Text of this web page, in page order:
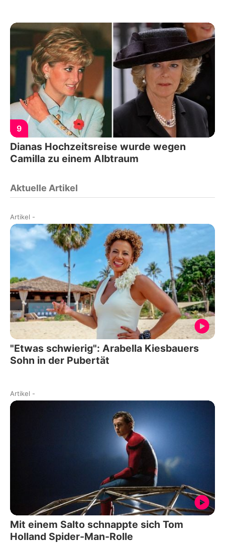
9
Dianas Hochzeitsreise wurde wegen
Camilla zu einem Albtraum
Aktuelle Artikel
Artikel -
"Etwas schwierig": Arabella Kiesbauers
Sohn in der Pubertät
Artikel -
Mit einem Salto schnappte sich Tom
Holland Spider-Man-Rolle